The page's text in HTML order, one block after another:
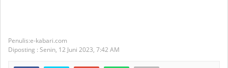
e-kabari.com
Diposting : Senin, 12 Juni 2023, 7:42 AM